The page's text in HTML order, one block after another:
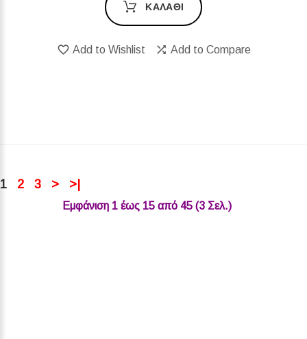
ΚΑΛΆΘΙ
Add to Wishlist Add to Compare
1 2 3 > >|
Εμφάνιση 1 έως 15 από 45 (3 Σελ.)‎